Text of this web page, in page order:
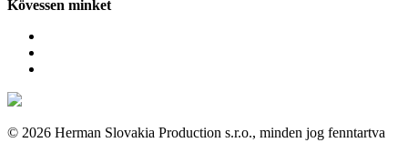
Kövessen minket
© 2026 Herman Slovakia Production s.r.o., minden jog fenntartva